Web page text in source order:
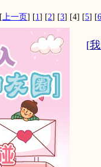
[上一页] [1] [2] [3] [4] [5] [6
[